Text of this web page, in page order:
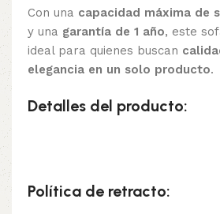
Con una capacidad máxima de
y una garantía de 1 año, este
ideal para quienes buscan
elegancia en un solo producto.
Detalles del producto:
Política de retracto: